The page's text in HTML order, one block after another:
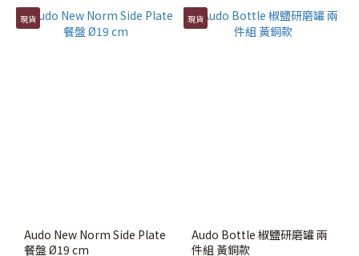
現貨
Audo New Norm Side Plate
餐盤 Ø19 cm
現貨
Audo Bottle 椒鹽研磨罐 兩
件組 黃銅款